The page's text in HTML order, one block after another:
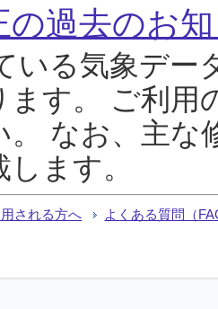
の過去のお
いる気象デー
ます。 ご利用
。 なお、主な
ます。
される方へ よくある質問（